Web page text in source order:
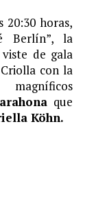
horas,
Berlín”, la
de gala
con la
que
Köhn.